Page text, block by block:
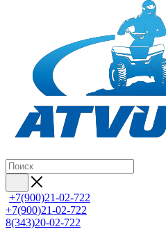
+7(900)21-02-722
+7(900)21-02-722
8(343)20-02-722